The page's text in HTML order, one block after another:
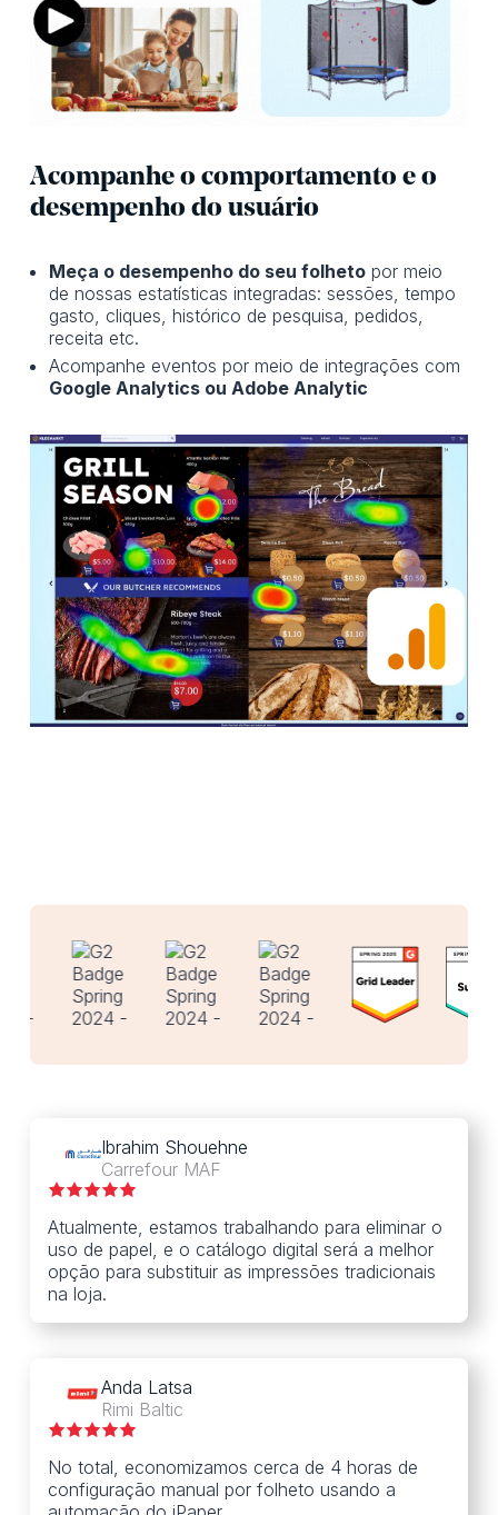
Acompanhe o comportamento e o
desempenho do usuário
Meça o desempenho do seu folheto por meio
de nossas estatísticas integradas: sessões, tempo
gasto, cliques, histórico de pesquisa, pedidos,
receita etc.
Acompanhe eventos por meio de integrações com
Google Analytics ou Adobe Analytic
Ibrahim Shouehne
Carrefour MAF
Atualmente, estamos trabalhando para eliminar o
uso de papel, e o catálogo digital será a melhor
opção para substituir as impressões tradicionais
na loja.
Anda Latsa
Rimi Baltic
No total, economizamos cerca de 4 horas de
configuração manual por folheto usando a